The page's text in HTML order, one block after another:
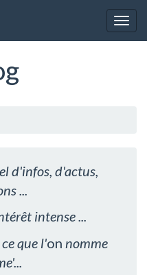
d'infos, d'actus,
...
intense ...
ce que l'on nomme